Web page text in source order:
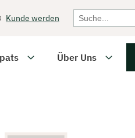
Kunde werden
Über Uns